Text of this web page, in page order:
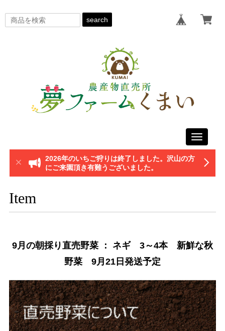
search
Toggle
2026年のいちご狩りは終了しました。沢山の方
にご来園頂き有難うございました。
Item
9月の朝採り直売野菜 ： ネギ 3～4本 新鮮な秋
野菜 9月21日発送予定